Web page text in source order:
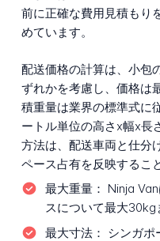
前に正確な費用見積もり
めています。
配送価格の計算は、小包
ずれかを考慮し、価格は
積重量は業界の標準式に
ートル単位の高さx幅x長
方法は、配送車両と仕分
ペース占有を反映するこ
最大重量： Ninja
スについて最大30kg
最大寸法： シンガポ